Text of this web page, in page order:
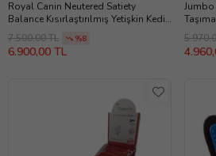
Royal Canin Neutered Satiety
Balance Kısırlaştırılmış Yetişkin Kedi
Maması 12 kg
7.500,00 TL %8
6.900,00 TL
Jumbo
15 kg